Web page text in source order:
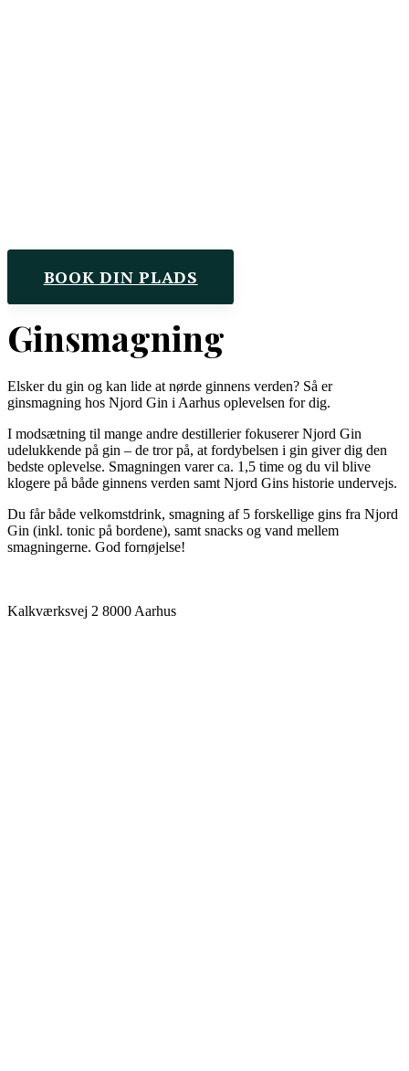
BOOK DIN PLADS
Ginsmagning
Elsker du gin og kan lide at nørde ginnens verden? Så er
ginsmagning hos Njord Gin i Aarhus oplevelsen for dig.
I modsætning til mange andre destillerier fokuserer Njord Gin
udelukkende på gin – de tror på, at fordybelsen i gin giver dig den
bedste oplevelse. Smagningen varer ca. 1,5 time og du vil blive
klogere på både ginnens verden samt Njord Gins historie undervejs.
Du får både velkomstdrink, smagning af 5 forskellige gins fra Njord
Gin (inkl. tonic på bordene), samt snacks og vand mellem
smagningerne. God fornøjelse!
Kalkværksvej 2 8000 Aarhus